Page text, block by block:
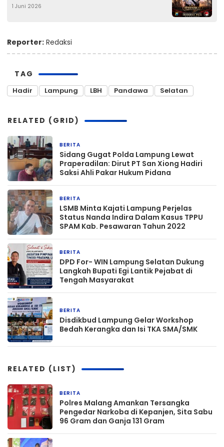
Utama Untuk Lawan Narkoba
1 Juni 2026
Reporter: Redaksi
TAG
Hadir Lampung ‎LBH Pandawa Selatan
RELATED (GRID)
BERITA
Sidang Gugat Polda Lampung Lewat
Praperadilan: Dirut PT San Xiong Hadiri
Saksi Ahli Pakar Hukum Pidana
BERITA
LSMB Minta Kajati Lampung Perjelas
Status Nanda Indira Dalam Kasus TPPU
SPAM Kab. Pesawaran Tahun 2022
BERITA
DPD For- WIN Lampung Selatan Dukung
Langkah Bupati Egi Lantik Pejabat di
Tengah Masyarakat
BERITA
Disdikbud Lampung Gelar Workshop
Bedah Kerangka dan Isi TKA SMA/SMK
RELATED (LIST)
BERITA
Polres Malang Amankan Tersangka
Pengedar Narkoba di Kepanjen, Sita Sabu
96 Gram dan Ganja 131 Gram